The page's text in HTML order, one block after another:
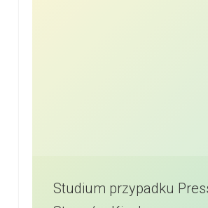
Studium przypadku